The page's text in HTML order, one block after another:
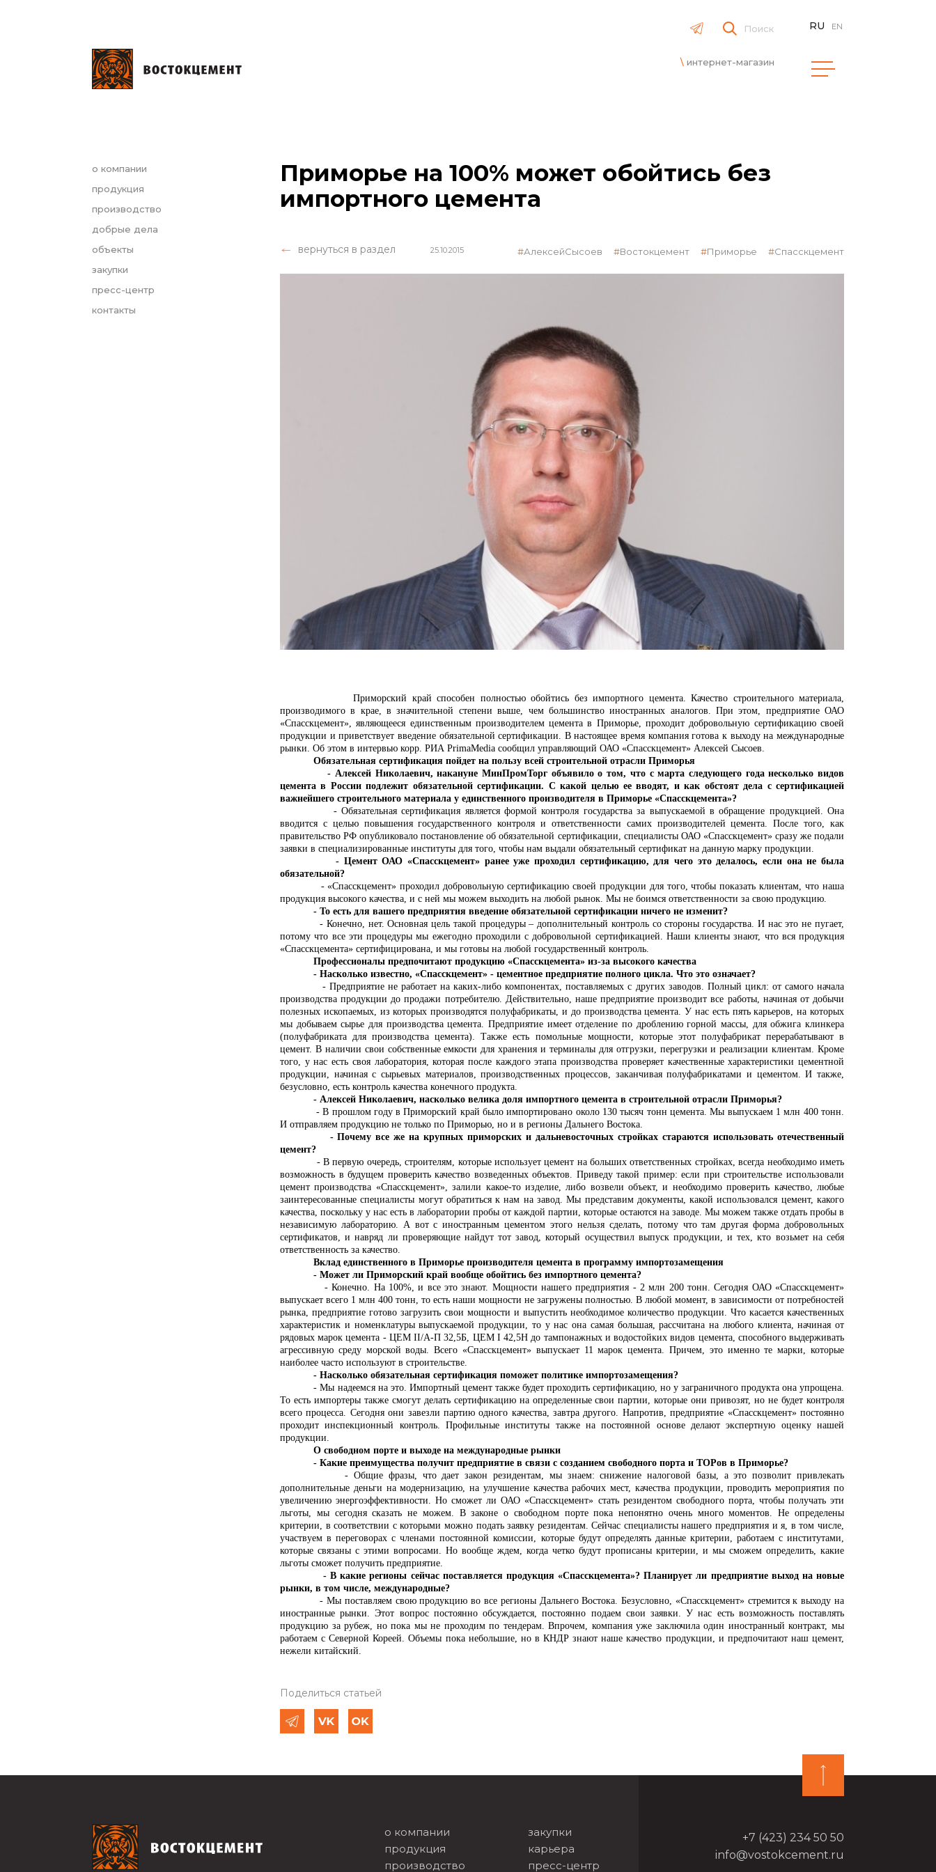
Поиск
интернет-магазин
RU EN
о компании
продукция
производство
добрые дела
объекты
закупки
пресс-центр
контакты
Приморье на 100% может обойтись без
импортного цемента
вернуться в раздел 25.10.2015 АлексейСысоев Востокцемент Приморье Спасскцемент
Приморский край способен полностью обойтись без импортного цемента. Качество строительного материала,
производимого в крае, в значительной степени выше, чем большинство иностранных аналогов. При этом, предприятие ОАО
«Спасскцемент», являющееся единственным производителем цемента в Приморье, проходит добровольную сертификацию своей
продукции и приветствует введение обязательной сертификации. В настоящее время компания готова к выходу на международные
рынки. Об этом в интервью корр. РИА PrimaMedia сообщил управляющий ОАО «Спасскцемент» Алексей Сысоев.
Обязательная сертификация пойдет на пользу всей строительной отрасли Приморья
- Алексей Николаевич, накануне МинПромТорг объявило о том, что с марта следующего года несколько видов
цемента в России подлежит обязательной сертификации. С какой целью ее вводят, и как обстоят дела с сертификацией
важнейшего строительного материала у единственного производителя в Приморье «Спасскцемента»?
- Обязательная сертификация является формой контроля государства за выпускаемой в обращение продукцией. Она
вводится с целью повышения государственного контроля и ответственности самих производителей цемента. После того, как
правительство РФ опубликовало постановление об обязательной сертификации, специалисты ОАО «Спасскцемент» сразу же подали
заявки в специализированные институты для того, чтобы нам выдали обязательный сертификат на данную марку продукции.
- Цемент ОАО «Спасскцемент» ранее уже проходил сертификацию, для чего это делалось, если она не была
обязательной?
- «Спасскцемент» проходил добровольную сертификацию своей продукции для того, чтобы показать клиентам, что наша
продукция высокого качества, и с ней мы можем выходить на любой рынок. Мы не боимся ответственности за свою продукцию.
- То есть для вашего предприятия введение обязательной сертификации ничего не изменит?
- Конечно, нет. Основная цель такой процедуры – дополнительный контроль со стороны государства. И нас это не пугает,
потому что все эти процедуры мы ежегодно проходили с добровольной сертификацией. Наши клиенты знают, что вся продукция
«Спасскцемента» сертифицирована, и мы готовы на любой государственный контроль.
Профессионалы предпочитают продукцию «Спасскцемента» из-за высокого качества
- Насколько известно, «Спасскцемент» - цементное предприятие полного цикла. Что это означает?
- Предприятие не работает на каких-либо компонентах, поставляемых с других заводов. Полный цикл: от самого начала
производства продукции до продажи потребителю. Действительно, наше предприятие производит все работы, начиная от добычи
полезных ископаемых, из которых производятся полуфабрикаты, и до производства цемента. У нас есть пять карьеров, на которых
мы добываем сырье для производства цемента. Предприятие имеет отделение по дроблению горной массы, для обжига клинкера
(полуфабриката для производства цемента). Также есть помольные мощности, которые этот полуфабрикат перерабатывают в
цемент. В наличии свои собственные емкости для хранения и терминалы для отгрузки, перегрузки и реализации клиентам. Кроме
того, у нас есть своя лаборатория, которая после каждого этапа производства проверяет качественные характеристики цементной
продукции, начиная с сырьевых материалов, производственных процессов, заканчивая полуфабрикатами и цементом. И также,
безусловно, есть контроль качества конечного продукта.
- Алексей Николаевич, насколько велика доля импортного цемента в строительной отрасли Приморья?
- В прошлом году в Приморский край было импортировано около 130 тысяч тонн цемента. Мы выпускаем 1 млн 400 тонн.
И отправляем продукцию не только по Приморью, но и в регионы Дальнего Востока.
- Почему все же на крупных приморских и дальневосточных стройках стараются использовать отечественный
цемент?
- В первую очередь, строителям, которые использует цемент на больших ответственных стройках, всегда необходимо иметь
возможность в будущем проверить качество возведенных объектов. Приведу такой пример: если при строительстве использовали
цемент производства «Спасскцемент», залили какое-то изделие, либо возвели объект, и необходимо проверить качество, любые
заинтересованные специалисты могут обратиться к нам на завод. Мы представим документы, какой использовался цемент, какого
качества, поскольку у нас есть в лаборатории пробы от каждой партии, которые остаются на заводе. Мы можем также отдать пробы в
независимую лабораторию. А вот с иностранным цементом этого нельзя сделать, потому что там другая форма добровольных
сертификатов, и навряд ли проверяющие найдут тот завод, который осуществил выпуск продукции, и тех, кто возьмет на себя
ответственность за качество.
Вклад единственного в Приморье производителя цемента в программу импортозамещения
- Может ли Приморский край вообще обойтись без импортного цемента?
- Конечно. На 100%, и все это знают. Мощности нашего предприятия - 2 млн 200 тонн. Сегодня ОАО «Спасскцемент»
выпускает всего 1 млн 400 тонн, то есть наши мощности не загружены полностью. В любой момент, в зависимости от потребностей
рынка, предприятие готово загрузить свои мощности и выпустить необходимое количество продукции. Что касается качественных
характеристик и номенклатуры выпускаемой продукции, то у нас она самая большая, рассчитана на любого клиента, начиная от
рядовых марок цемента - ЦЕМ II/А-П 32,5Б, ЦЕМ I 42,5Н до тампонажных и водостойких видов цемента, способного выдерживать
агрессивную среду морской воды. Всего «Спасскцемент» выпускает 11 марок цемента. Причем, это именно те марки, которые
наиболее часто используют в строительстве.
- Насколько обязательная сертификация поможет политике импортозамещения?
- Мы надеемся на это. Импортный цемент также будет проходить сертификацию, но у заграничного продукта она упрощена.
То есть импортеры также смогут делать сертификацию на определенные свои партии, которые они привозят, но не будет контроля
всего процесса. Сегодня они завезли партию одного качества, завтра другого. Напротив, предприятие «Спасскцемент» постоянно
проходит инспекционный контроль. Профильные институты также на постоянной основе делают экспертную оценку нашей
продукции.
О свободном порте и выходе на международные рынки
- Какие преимущества получит предприятие в связи с созданием свободного порта и ТОРов в Приморье?
- Общие фразы, что дает закон резидентам, мы знаем: снижение налоговой базы, а это позволит привлекать
дополнительные деньги на модернизацию, на улучшение качества рабочих мест, качества продукции, проводить мероприятия по
увеличению энергоэффективности. Но сможет ли ОАО «Спасскцемент» стать резидентом свободного порта, чтобы получать эти
льготы, мы сегодня сказать не можем. В законе о свободном порте пока непонятно очень много моментов. Не определены
критерии, в соответствии с которыми можно подать заявку резидентам. Сейчас специалисты нашего предприятия и я, в том числе,
участвуем в переговорах с членами постоянной комиссии, которые будут определять данные критерии, работаем с институтами,
которые связаны с этими вопросами. Но вообще ждем, когда четко будут прописаны критерии, и мы сможем определить, какие
льготы сможет получить предприятие.
- В какие регионы сейчас поставляется продукция «Спасскцемента»? Планирует ли предприятие выход на новые
рынки, в том числе, международные?
- Мы поставляем свою продукцию во все регионы Дальнего Востока. Безусловно, «Спасскцемент» стремится к выходу на
иностранные рынки. Этот вопрос постоянно обсуждается, постоянно подаем свои заявки. У нас есть возможность поставлять
продукцию за рубеж, но пока мы не проходим по тендерам. Впрочем, компания уже заключила один иностранный контракт, мы
работаем с Северной Кореей. Объемы пока небольшие, но в КНДР знают наше качество продукции, и предпочитают наш цемент,
нежели китайский.
Поделиться статьей
о компании
продукция
производство
закупки
карьера
пресс-центр
+7 (423) 234 50 50
info@vostokcement.ru